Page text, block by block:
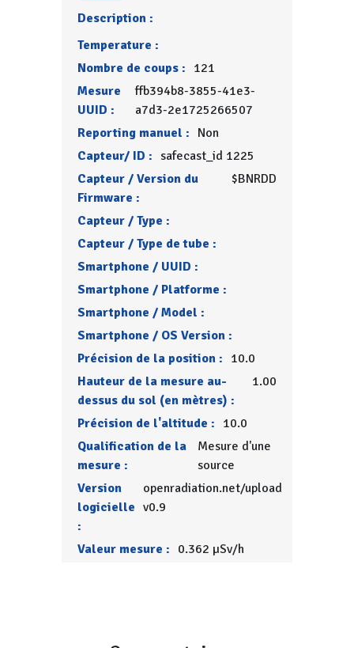
Description :
Temperature :
Nombre de coups : 121
Mesure
UUID :
ffb394b8-3855-41e3-
a7d3-2e1725266507
Reporting manuel : Non
Capteur/ ID : safecast_id 1225
Capteur / Version du
Firmware :
$BNRDD
Capteur / Type :
Capteur / Type de tube :
Smartphone / UUID :
Smartphone / Platforme :
Smartphone / Model :
Smartphone / OS Version :
Précision de la position : 10.0
Hauteur de la mesure au-
dessus du sol (en mètres) :
1.00
Précision de l'altitude : 10.0
Qualification de la
mesure :
Mesure d'une
source
Version
logicielle
:
openradiation.net/upload
v0.9
Valeur mesure : 0.362 µSv/h